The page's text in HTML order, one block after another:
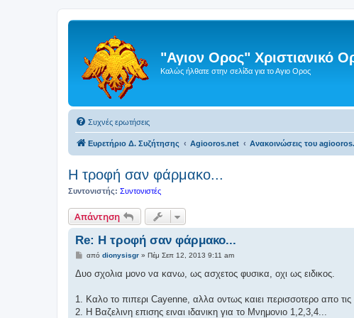
"Αγιον Ορος" Χριστιανικό
Καλώς ήλθατε στην σελίδα για το Αγιο Ορος
Συχνές ερωτήσεις
Ευρετήριο Δ. Συζήτησης Agiooros.net Ανακοινώσεις του
H τροφή σαν φάρμακο...
Συντονιστής: Συντονιστές
Απάντηση
Re: H τροφή σαν φάρμακο...
Δ
μ
υ
από dionysisgr» Πέμ Σεπ 12, 2013 9:11 am
Δυο σχολια μονο να κανω, ως ασχετος φυσικα, οχι ως ειδικος.
1. Καλο το πιπερι Cayenne, αλλα οντως καιει περισσοτερο απο
2. H Βαζελινη επισης ειναι ιδανικη για το Μνημονιο 1,2,3,4...